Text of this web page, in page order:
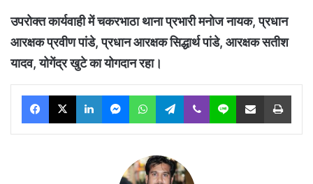
उपरोक्त कार्यवाही में चकरभाठा थाना प्रभारी मनोज नायक, प्रधान
आरक्षक प्रवीण पांडे, प्रधान आरक्षक सिद्धार्थ पांडे, आरक्षक सतीश
यादव, योगेंद्र खुटे का योगदान रहा।
Facebook
X LinkedInMessengerWhatsAppTelegram
Viber Line Share via Email Print